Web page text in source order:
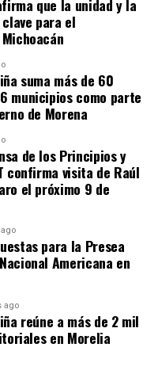
que la unidad y la
para el
suma más de 60
municipios como parte
de Morena
de los Principios y
confirma visita de Raúl
el próximo 9 de
para la Presea
Americana en
ago
reúne a más de 2 mil
en Morelia